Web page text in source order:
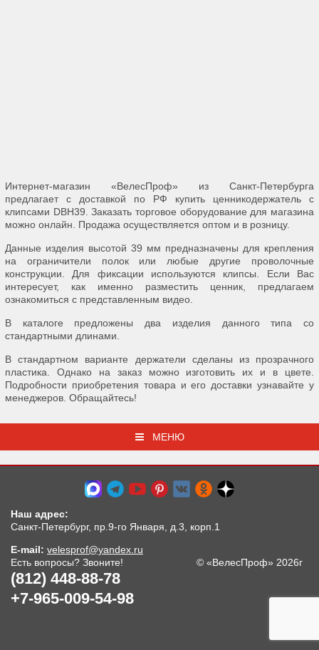
Интернет-магазин «ВелесПроф» из Санкт-Петербурга
предлагает с доставкой по РФ купить ценникодержатель с
клипсами DBH39. Заказать торговое оборудование для магазина
можно онлайн. Продажа осуществляется оптом и в розницу.
Данные изделия высотой 39 мм предназначены для крепления
на ограничители полок или любые другие проволочные
конструкции. Для фиксации используются клипсы. Если Вас
интересует, как именно разместить ценник, предлагаем
ознакомиться с представленным видео.
В каталоге предложены два изделия данного типа со
стандартными длинами.
В стандартном варианте держатели сделаны из прозрачного
пластика. Однако на заказ можно изготовить их и в цвете.
Подробности приобретения товара и его доставки узнавайте у
менеджеров. Обращайтесь!
МЕНЮ
Наш адрес:
Санкт-Петербург, пр.9-го Января, д.3, корп.1
E-mail: velesprof@yandex.ru
Есть вопросы? Звоните!
(812) 448-88-78
+7-965-009-54-98
© «ВелесПроф» 2026г